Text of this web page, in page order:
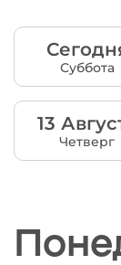
Суббота
13
Четверг